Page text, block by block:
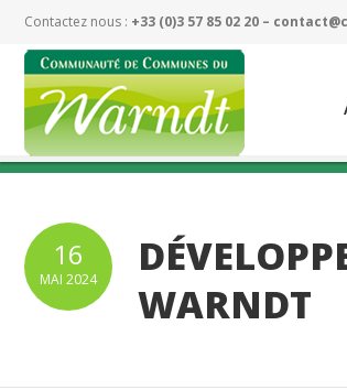
Contactez nous : +33 (0)3 57 85 02 20 –
16
MAI 2024
WARNDT